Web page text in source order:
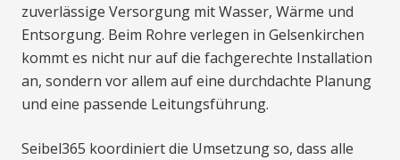
zuverlässige Versorgung mit Wasser, Wärme und
Entsorgung. Beim Rohre verlegen in Gelsenkirchen
kommt es nicht nur auf die fachgerechte Installation
an, sondern vor allem auf eine durchdachte Planung
und eine passende Leitungsführung.
Seibel365 koordiniert die Umsetzung so, dass alle